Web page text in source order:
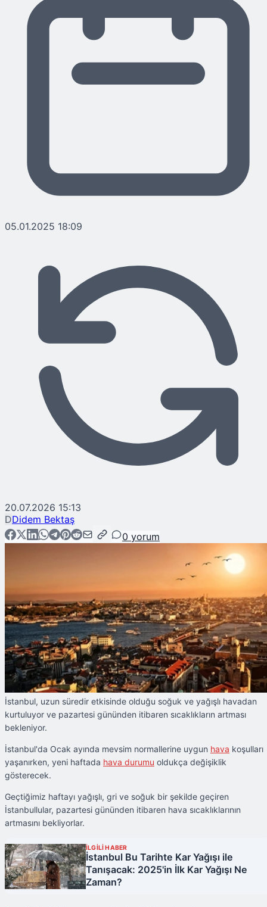
05.01.2025 18:09
20.07.2026 15:13
DDidem Bektaş
0 yorum
İstanbul, uzun süredir etkisinde olduğu soğuk ve yağışlı havadan
kurtuluyor ve pazartesi gününden itibaren sıcaklıkların artması
bekleniyor.
İstanbul'da Ocak ayında mevsim normallerine uygun hava koşulları
yaşanırken, yeni haftada hava durumu oldukça değişiklik
gösterecek.
Geçtiğimiz haftayı yağışlı, gri ve soğuk bir şekilde geçiren
İstanbullular, pazartesi gününden itibaren hava sıcaklıklarının
artmasını bekliyorlar.
İLGİLİ HABER
İstanbul Bu Tarihte Kar Yağışı ile
Tanışacak: 2025'in İlk Kar Yağışı Ne
Zaman?